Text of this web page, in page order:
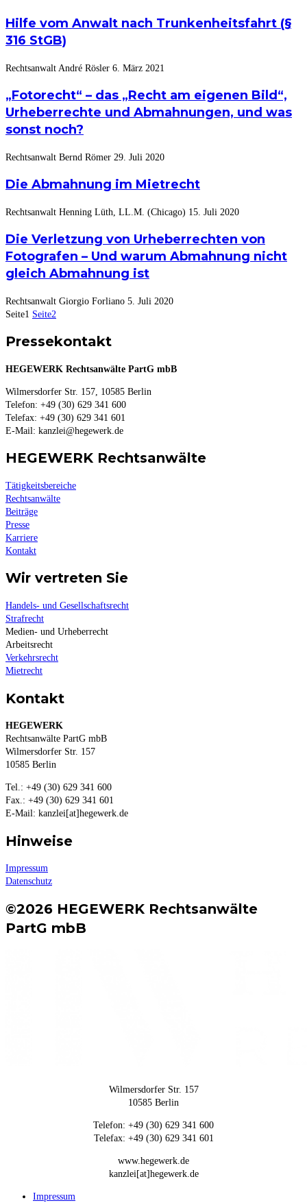
Hilfe vom Anwalt nach Trunkenheitsfahrt (§
316 StGB)
Rechtsanwalt André Rösler 6. März 2021
„Fotorecht“ – das „Recht am eigenen Bild“,
Urheberrechte und Abmahnungen, und was
sonst noch?
Rechtsanwalt Bernd Römer 29. Juli 2020
Die Abmahnung im Mietrecht
Rechtsanwalt Henning Lüth, LL.M. (Chicago) 15. Juli 2020
Die Verletzung von Urheberrechten von
Fotografen – Und warum Abmahnung nicht
gleich Abmahnung ist
Rechtsanwalt Giorgio Forliano 5. Juli 2020
Seite1 Seite2
Pressekontakt
HEGEWERK Rechtsanwälte PartG mbB
Wilmersdorfer Str. 157, 10585 Berlin
Telefon: +49 (30) 629 341 600
Telefax: +49 (30) 629 341 601
E-Mail: kanzlei@hegewerk.de
HEGEWERK Rechtsanwälte
Tätigkeitsbereiche
Rechtsanwälte
Beiträge
Presse
Karriere
Kontakt
Wir vertreten Sie
Handels- und Gesellschaftsrecht
Strafrecht
Medien- und Urheberrecht
Arbeitsrecht
Verkehrsrecht
Mietrecht
Kontakt
HEGEWERK
Rechtsanwälte PartG mbB
Wilmersdorfer Str. 157
10585 Berlin
Tel.: +49 (30) 629 341 600
Fax.: +49 (30) 629 341 601
E-Mail: kanzlei[at]hegewerk.de
Hinweise
Impressum
Datenschutz
©2026 HEGEWERK Rechtsanwälte
PartG mbB
Wilmersdorfer Str. 157
10585 Berlin
Telefon: +49 (30) 629 341 600
Telefax: +49 (30) 629 341 601
www.hegewerk.de
kanzlei[at]hegewerk.de
Impressum